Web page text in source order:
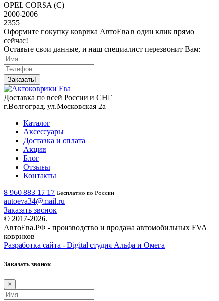
OPEL CORSA (C)
2000-2006
2355
Оформите покупку коврика АвтоЕва в один клик прямо
сейчас!
Оставьте свои данные, и наш специалист перезвонит Вам:
Заказать!
Доставка по всей России и СНГ
г.Волгоград, ул.Московская 2а
Каталог
Аксессуары
Доставка и оплата
Акции
Блог
Отзывы
Контакты
8 960 883 17 17 Бесплатно по России
autoeva34@mail.ru
Заказать звонок
© 2017-2026.
АвтоЕва.РФ - производство и продажа автомобильных EVA
ковриков
Разработка сайта - Digital студия Альфа и Омега
Заказать звонок
×